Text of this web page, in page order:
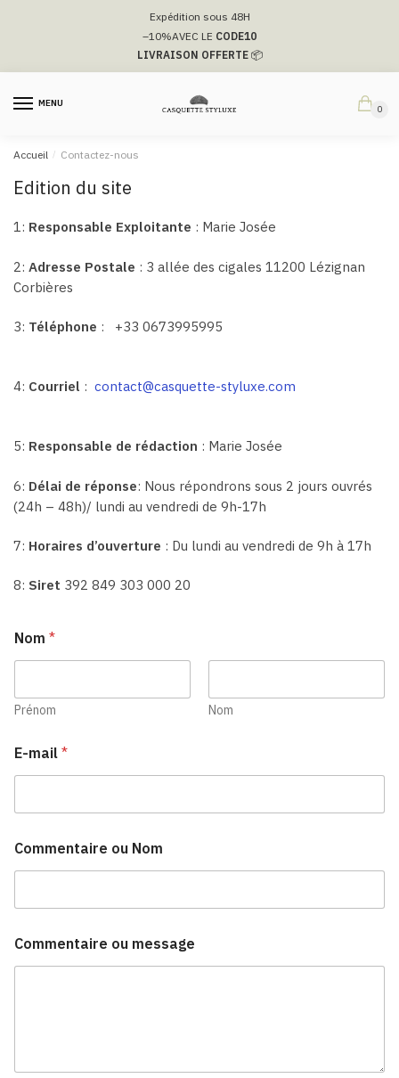
navigation
Expédition sous 48H
–10%AVEC LE CODE10
LIVRAISON OFFERTE📦
MENU
0
Accueil / Contactez-nous
Edition du site
1: Responsable Exploitante : Marie Josée
2: Adresse Postale : 3 allée des cigales 11200 Lézignan
Corbières
3: Téléphone : +33 0673995995
4: Courriel : contact@casquette-styluxe.com
5: Responsable de rédaction : Marie Josée
6: Délai de réponse: Nous répondrons sous 2 jours ouvrés
(24h – 48h)/ lundi au vendredi de 9h-17h
7: Horaires d’ouverture : Du lundi au vendredi de 9h à 17h
8: Siret 392 849 303 000 20
Nom *
Prénom Nom
E-mail *
Commentaire ou Nom
Commentaire ou message